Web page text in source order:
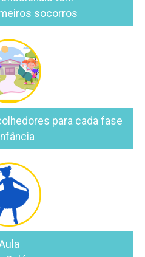
socorros
para cada fase